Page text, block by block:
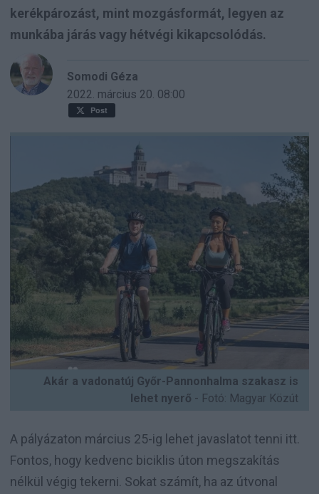
kerékpározást, mint mozgásformát, legyen az
munkába járás vagy hétvégi kikapcsolódás.
Somodi Géza
2022. március 20. 08:00
Post
Akár a vadonatúj Győr-Pannonhalma szakasz is
lehet nyerő - Fotó: Magyar Közút
A pályázaton március 25-ig lehet javaslatot tenni itt.
Fontos, hogy kedvenc biciklis úton megszakítás
nélkül végig tekerni. Sokat számít, ha az útvonal